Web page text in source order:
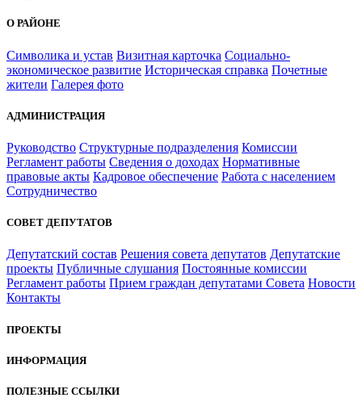
О РАЙОНЕ
Символика и устав Визитная карточка Социально-
экономическое развитие Историческая справка Почетные
жители Галерея фото
АДМИНИСТРАЦИЯ
Руководство Структурные подразделения Комиссии
Регламент работы Сведения о доходах Нормативные
правовые акты Кадровое обеспечение Работа с населением
Сотрудничество
СОВЕТ ДЕПУТАТОВ
Депутатский состав Решения совета депутатов Депутатские
проекты Публичные слушания Постоянные комиссии
Регламент работы Прием граждан депутатами Совета Новости
Контакты
ПРОЕКТЫ
ИНФОРМАЦИЯ
ПОЛЕЗНЫЕ ССЫЛКИ